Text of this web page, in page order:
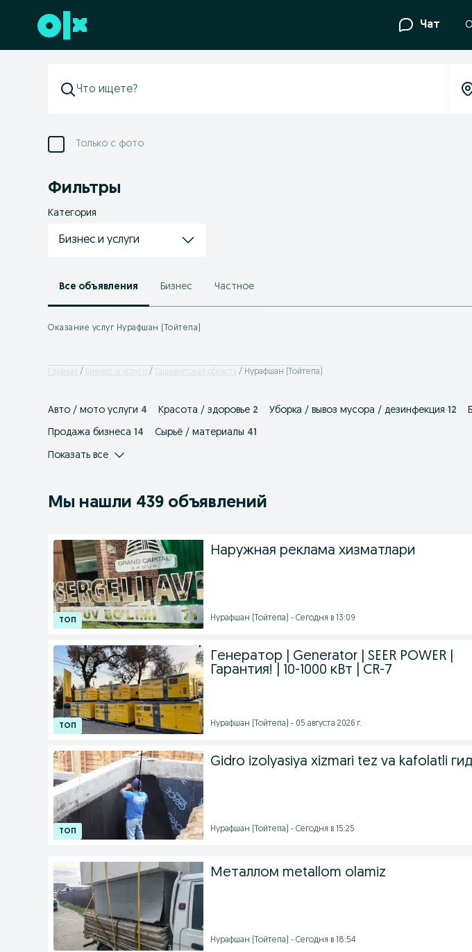
Перейти к нижнему колонтитулу Чат
Только с фото
Фильтры
Категория
Бизнес и услуги
Все объявления Бизнес Частное
Оказание услуг Нурафшан (Тойтепа)
Главная Бизнес и услуги Ташкентская область Нурафшан (Тойтепа)
Авто / мото услуги 4 Красота / здоровье 2 Уборка / вывоз мусора / дезинфекция 12
Продажа бизнеса 14 Сырьё / материалы 41
Показать все
Мы нашли 439 объявлений
Наружная реклама хизматлари
Нурафшан (Тойтепа) - Сегодня в 13:09
Генератор | Generator | SEER POWER |
Гарантия! | 10-1000 кВт | CR-7
Нурафшан (Тойтепа) - 05 августа 2026 г.
Gidro izolyasiya xizmari tez va kafolatli
Нурафшан (Тойтепа) - Сегодня в 15:25
Металлом metallom olamiz
Нурафшан (Тойтепа) - Сегодня в 18:54